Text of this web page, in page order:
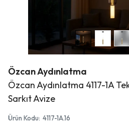
Özcan Aydınlatma
Özcan Aydınlatma 4117-1A
Sarkıt Avize
Ürün Kodu: 4117-1A.16